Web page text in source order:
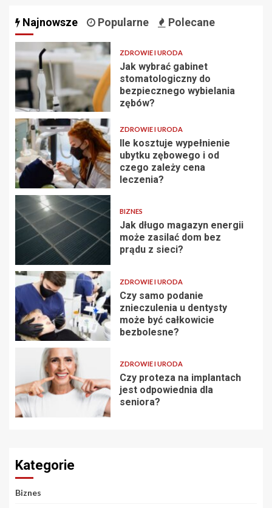
Najnowsze Popularne Polecane
ZDROWIE I URODA
Jak wybrać gabinet
stomatologiczny do
bezpiecznego wybielania
zębów?
ZDROWIE I URODA
Ile kosztuje wypełnienie
ubytku zębowego i od
czego zależy cena
leczenia?
BIZNES
Jak długo magazyn energii
może zasilać dom bez
prądu z sieci?
ZDROWIE I URODA
Czy samo podanie
znieczulenia u dentysty
może być całkowicie
bezbolesne?
ZDROWIE I URODA
Czy proteza na implantach
jest odpowiednia dla
seniora?
Kategorie
Biznes